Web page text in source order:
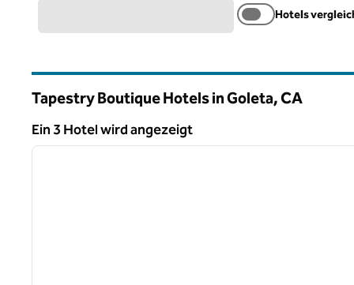
Hotels
Tapestry Boutique Hotels in Goleta,CA
Ein 3 Hotel wird angezeigt
Ein 3 Hotel wird angezeigt
1 von 12